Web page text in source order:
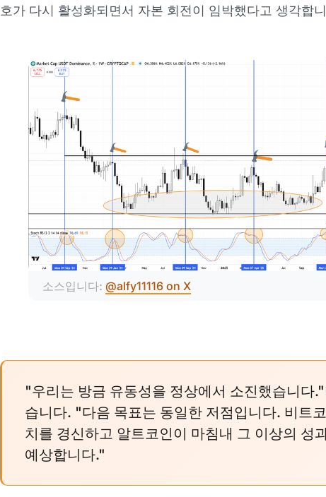
호가 다시 활성화되면서 자본 회전이 임박했다고 생각합
소스입니다: @alfy11116 on X
"우리는 방금 유동성을 정상에서 소진했습니다
습니다. "다음 목표는 동일한 저점입니다. 비트
치를 경신하고 알트코인이 마침내 그 이상의 성
예상합니다."